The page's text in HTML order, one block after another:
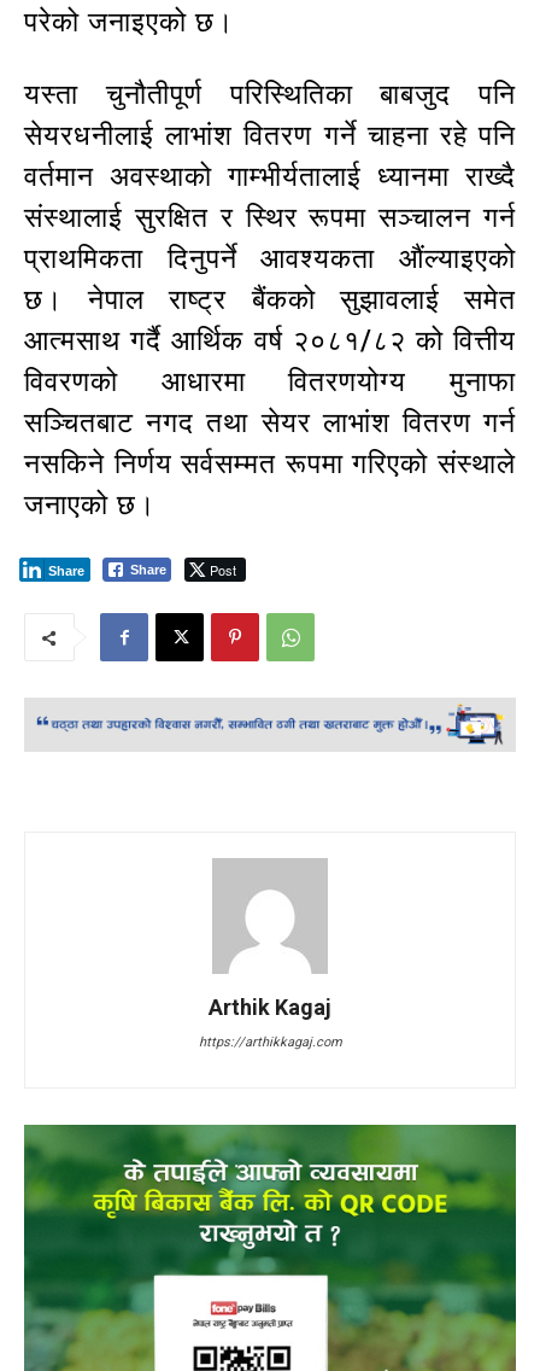
परेको जनाइएको छ।
यस्ता चुनौतीपूर्ण परिस्थितिका बाबजुद पनि
सेयरधनीलाई लाभांश वितरण गर्ने चाहना रहे पनि
वर्तमान अवस्थाको गाम्भीर्यतालाई ध्यानमा राख्दै
संस्थालाई सुरक्षित र स्थिर रूपमा सञ्चालन गर्न
प्राथमिकता दिनुपर्ने आवश्यकता औंल्याइएको
छ। नेपाल राष्ट्र बैंकको सुझावलाई समेत
आत्मसाथ गर्दै आर्थिक वर्ष २०८१/८२ को वित्तीय
विवरणको आधारमा वितरणयोग्य मुनाफा
सञ्चितबाट नगद तथा सेयर लाभांश वितरण गर्न
नसकिने निर्णय सर्वसम्मत रूपमा गरिएको संस्थाले
जनाएको छ।
Share Post
Share
Arthik Kagaj
https://arthikkagaj.com